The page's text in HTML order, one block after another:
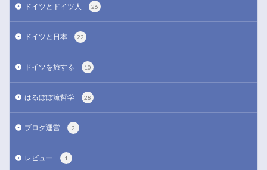
ドイツとドイツ人 26
ドイツと日本 22
ドイツを旅する 10
はるぼぼ流哲学 28
ブログ運営 2
レビュー 1